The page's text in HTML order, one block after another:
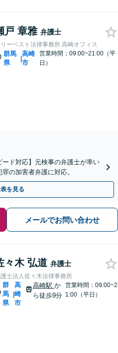
戸 章雅 弁護士
ーベスト法律事務所 高崎オフィス
群馬
県
|
高崎
市
営業時間：09:00~21:00（平
日）
ード対応】元検事の弁護士が率い
の加害者弁護に対応。
を見る
メールでお問い合わせ
々木 弘道 弁護士
士法人佐々木法律事務所
群
馬
県
|
高
崎
市
高崎駅 か
ら徒歩9分
営業時間：09:00~2
1:00（平日）